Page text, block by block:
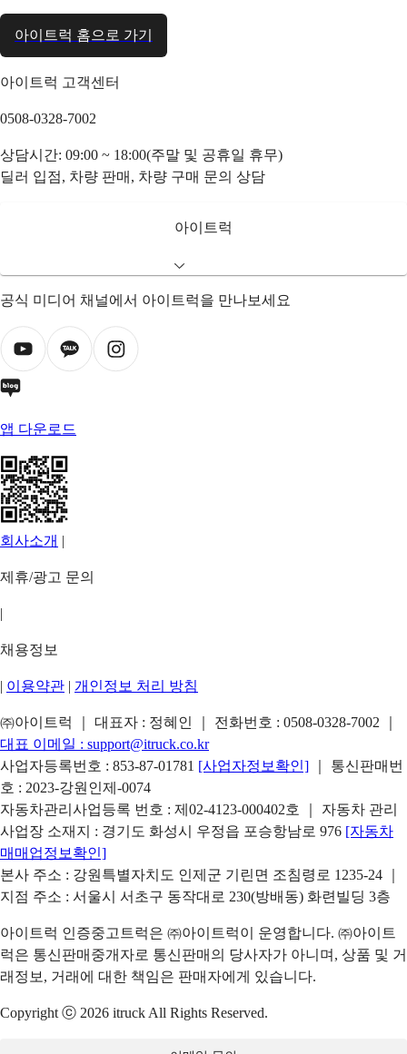
아이트럭 홈으로 가기
아이트럭 고객센터
0508-0328-7002
상담시간: 09:00 ~ 18:00(주말 및 공휴일 휴무)
딜러 입점, 차량 판매, 차량 구매 문의 상담
아이트럭
공식 미디어 채널에서 아이트럭을 만나보세요
앱 다운로드
회사소개 |
제휴/광고 문의
|
채용정보
| 이용약관 | 개인정보 처리 방침
㈜아이트럭 ｜ 대표자 : 정혜인 ｜ 전화번호 : 0508-0328-7002
대표 이메일 : support@itruck.co.kr
사업자등록번호 : 853-87-01781 [사업자정보확인]
｜ 통신판매번
호 : 2023-강원인제-0074
자동차관리사업등록 번호 : 제02-4123-000402호 ｜ 자동차 관리
사업장 소재지 : 경기도 화성시 우정읍 포승항남로 976 [자동차
매매업정보확인]
본사 주소 : 강원특별자치도 인제군 기린면 조침령로 1235-24 ｜
지점 주소 : 서울시 서초구 동작대로 230(방배동) 화련빌딩 3층
아이트럭 인증중고트럭은 ㈜아이트럭이 운영합니다. ㈜아이트
럭은 통신판매중개자로 통신판매의 당사자가 아니며, 상품 및 거
래정보, 거래에 대한 책임은 판매자에게 있습니다.
Copyright ⓒ 2026 itruck All Rights Reserved.